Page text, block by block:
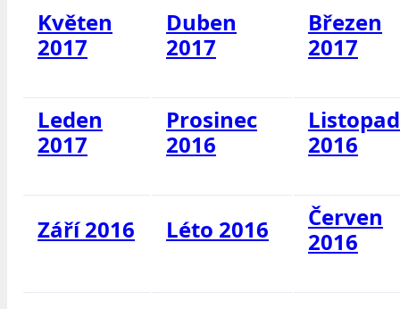
Květen
2017
Duben
2017
Březen
2017
Leden
2017
Prosinec
2016
Listopad
2016
Září 2016 Léto 2016
Červen
2016